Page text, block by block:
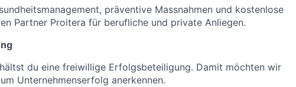
präventive Massnahmen und kostenlose
Partner Proitera für berufliche und private Anliegen.
du eine freiwillige Erfolgsbeteiligung. Damit möchten wir
Unternehmenserfolg anerkennen.